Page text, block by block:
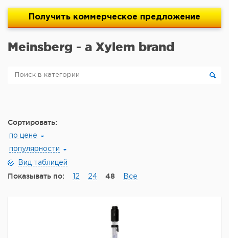
Получить коммерческое предложение
Meinsberg - a Xylem brand
Сортировать:
по цене
популярности
Вид таблицей
Показывать по: 12 24 48 Все